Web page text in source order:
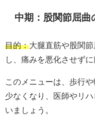
中期：股関節屈曲
目的：大腿直筋や股関
し、痛みを悪化させず
このメニューは、歩行
少なくなり、医師やリ
いましょう。